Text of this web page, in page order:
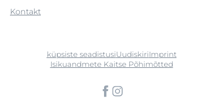
Kontakt
küpsiste seadistusiUudiskiriImprint
Isikuandmete Kaitse Põhimõtted